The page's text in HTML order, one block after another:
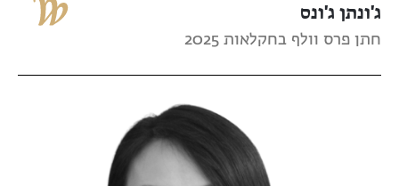
ג'ונתן ג'ונס
חתן פרס וולף בחקלאות 2025